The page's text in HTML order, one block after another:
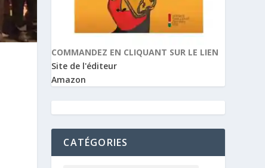
COMMANDEZ EN CLIQUANT SUR LE LIEN
Site de l'éditeur
Amazon
CATÉGORIES